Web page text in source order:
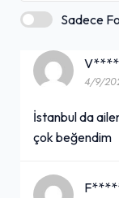
Sadece
4/9/
İstanbul da
çok beğendim